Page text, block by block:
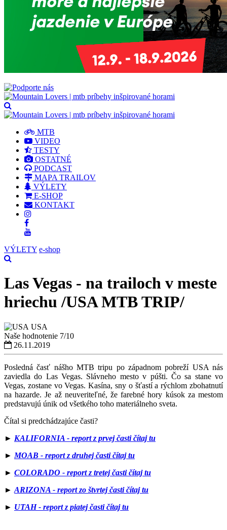
MTB
VIDEO
TESTY
OSTATNÉ
PODCAST
MAPA TRAILOV
VÝLETY
E-SHOP
KONTAKT
VÝLETY e-shop
Las Vegas - na trailoch v meste
hriechu /USA MTB TRIP/
USA
Naše hodnotenie 7/10
26.11.2019
Posledná časť nášho MTB tripu po západnom pobreží USA nás
zaviedla do Las Vegas. Slávneho mesto v púšti. Čo sa stane vo
Vegas, zostane vo Vegas. Kasína, sny o šťastí a rýchlom zbohatnutí
na hazarde. Je až neuveriteľné, že farebné hory kúsok za mestom
predstavujú únik od všetkého toho materiálneho sveta.
Čítal si predchádzajúce časti?
► KALIFORNIA - report z prvej časti čítaj tu
► MOAB - report z druhej časti čítaj tu
► COLORADO - report z tretej časti čítaj tu
► ARIZONA - report zo štvrtej časti čítaj tu
► UTAH - report z piatej časti čítaj tu